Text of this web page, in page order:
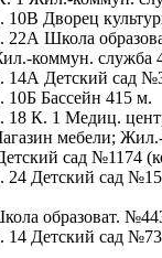
10В Дворец
22А Школа
коммун. служба
14А Детский сад
10Б Бассейн 415 м.
18 К. 1 Медиц.
мебели;
сад №1174
24 Детский сад
образоват.
Детский сад №73